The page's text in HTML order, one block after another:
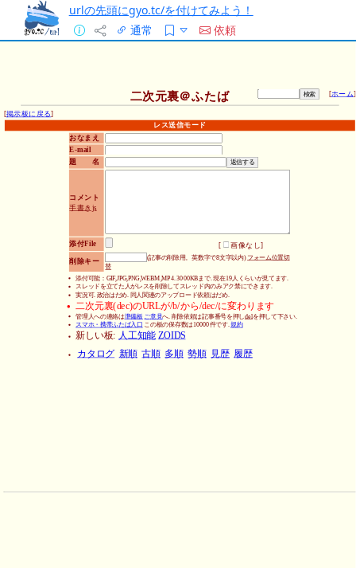
urlの先頭にgyo.tc/を付けてみよう！
通常
依頼